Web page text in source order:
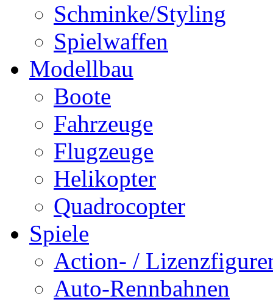
Schminke/Styling
Spielwaffen
Modellbau
Boote
Fahrzeuge
Flugzeuge
Helikopter
Quadrocopter
Spiele
Action- /
Auto-Rennbahnen